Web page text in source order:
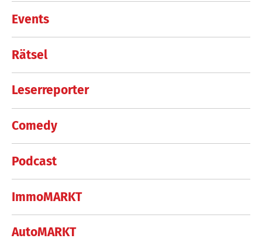
Events
Rätsel
Leserreporter
Comedy
Podcast
ImmoMARKT
AutoMARKT